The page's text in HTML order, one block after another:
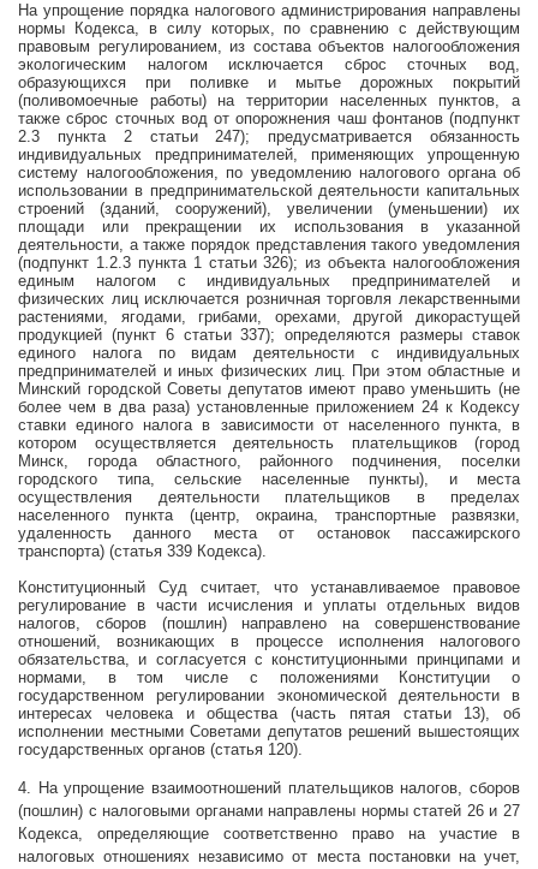
На упрощение порядка налогового администрирования направлены
нормы Кодекса, в силу которых, по сравнению с действующим
правовым регулированием, из состава объектов налогообложения
экологическим налогом исключается сброс сточных вод,
образующихся при поливке и мытье дорожных покрытий
(поливомоечные работы) на территории населенных пунктов, а
также сброс сточных вод от опорожнения чаш фонтанов (подпункт
2.3 пункта 2 статьи 247); предусматривается обязанность
индивидуальных предпринимателей, применяющих упрощенную
систему налогообложения, по уведомлению налогового органа об
использовании в предпринимательской деятельности капитальных
строений (зданий, сооружений), увеличении (уменьшении) их
площади или прекращении их использования в указанной
деятельности, а также порядок представления такого уведомления
(подпункт 1.2.3 пункта 1 статьи 326); из объекта налогообложения
единым налогом с индивидуальных предпринимателей и
физических лиц исключается розничная торговля лекарственными
растениями, ягодами, грибами, орехами, другой дикорастущей
продукцией (пункт 6 статьи 337); определяются размеры ставок
единого налога по видам деятельности с индивидуальных
предпринимателей и иных физических лиц. При этом областные и
Минский городской Советы депутатов имеют право уменьшить (не
более чем в два раза) установленные приложением 24 к Кодексу
ставки единого налога в зависимости от населенного пункта, в
котором осуществляется деятельность плательщиков (город
Минск, города областного, районного подчинения, поселки
городского типа, сельские населенные пункты), и места
осуществления деятельности плательщиков в пределах
населенного пункта (центр, окраина, транспортные развязки,
удаленность данного места от остановок пассажирского
транспорта) (статья 339 Кодекса).
Конституционный Суд считает, что устанавливаемое правовое
регулирование в части исчисления и уплаты отдельных видов
налогов, сборов (пошлин) направлено на совершенствование
отношений, возникающих в процессе исполнения налогового
обязательства, и согласуется с конституционными принципами и
нормами, в том числе с положениями Конституции о
государственном регулировании экономической деятельности в
интересах человека и общества (часть пятая статьи 13), об
исполнении местными Советами депутатов решений вышестоящих
государственных органов (статья 120).
4. На упрощение взаимоотношений плательщиков налогов, сборов
(пошлин) с налоговыми органами направлены нормы статей 26 и 27
Кодекса, определяющие соответственно право на участие в
налоговых отношениях независимо от места постановки на учет,